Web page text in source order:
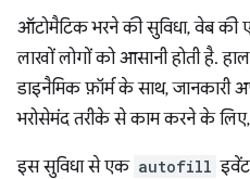
ऑटोमैटिक भरने की सुविधा, वेब की
लाखों लोगों को आसानी होती है.
डाइनैमिक फ़ॉर्म के साथ, जानकारी
भरोसेमंद तरीके से काम करने के
इस सुविधा से एक autofill